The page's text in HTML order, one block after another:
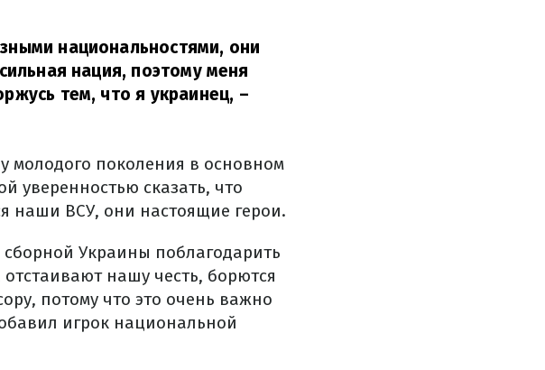
национальностями, они
нация, поэтому меня
тем, что я украинец, –
молодого поколения в основном
уверенностью сказать, что
наши ВСУ, они настоящие герои.
Украины поблагодарить
нашу честь, борются
потому что это очень важно
игрок национальной